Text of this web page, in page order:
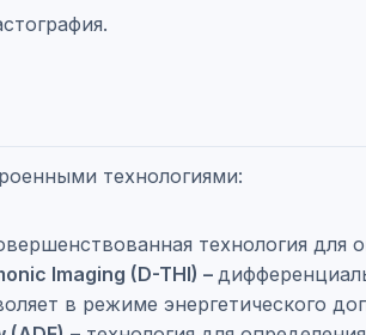
технологиями:
технология для
Imaging (D-THI) –
в режиме энергетического